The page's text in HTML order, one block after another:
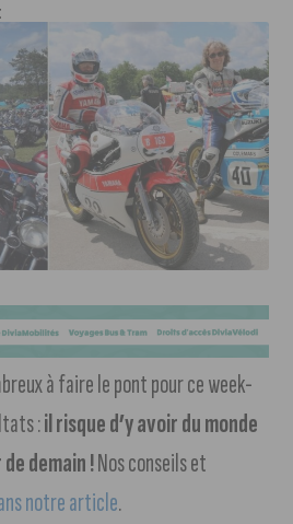
à faire le pont pour ce week-
:il risque d’y avoir du monde
demain !Nos conseils et
notre article.